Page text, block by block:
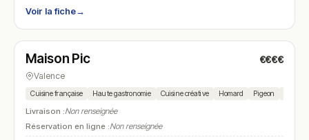
Voir la fiche→
N° 11
Maison Pic €€€€
Valence
Cuisine française Haute gastronomie Cuisine créative Homard Pigeon
Livraison :Non renseignée
Réservation en ligne :Non renseignée